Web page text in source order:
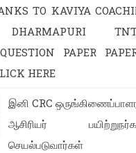
TO KAVIYA
DHARMAPURI
PAPER
HERE
இனி CRC
ஆசிரியர்
செயல்படுவார்கள்